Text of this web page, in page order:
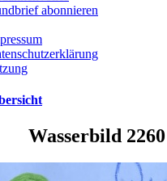
abonnieren
Wasserbild 2260